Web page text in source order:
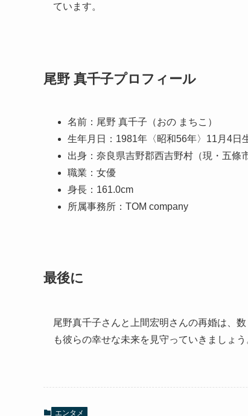
ています。
尾野 真千子プロフィール
名前：尾野 真千子（おの まちこ）
生年月日：1981年〈昭和56年〉11月4日
出身：奈良県吉野郡西吉野村（現・五條市
職業：女優
身長：161.0cm
所属事務所：TOM company
最後に
尾野真千子さんと上間宏明さんの再婚は、
も彼らの幸せな未来を見守っていきましょう
エンタメ